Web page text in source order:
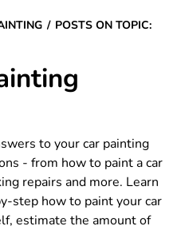
POSTS ON TOPIC:
to your car painting
- from how to paint a car
repairs and more. Learn
step how to paint your car
estimate the amount of